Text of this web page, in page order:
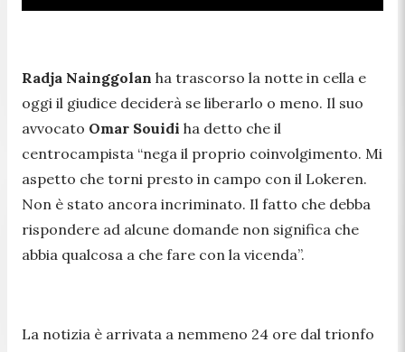
Radja Nainggolan ha trascorso la notte in cella e
oggi il giudice deciderà se liberarlo o meno. Il suo
avvocato Omar Souidi ha detto che il
centrocampista “nega il proprio coinvolgimento. Mi
aspetto che torni presto in campo con il Lokeren.
Non è stato ancora incriminato. Il fatto che debba
rispondere ad alcune domande non significa che
abbia qualcosa a che fare con la vicenda”.
La notizia è arrivata a nemmeno 24 ore dal trionfo